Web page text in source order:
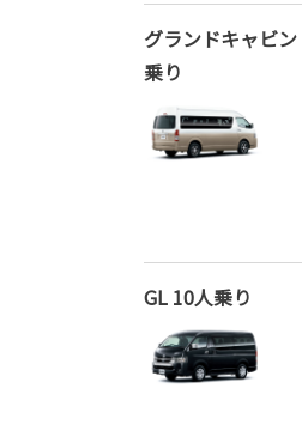
グランドキャビ
乗り
GL 10人乗り